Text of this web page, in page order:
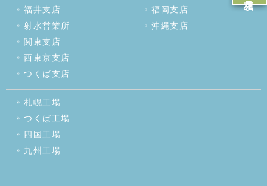
福井支店
射水営業所
関東支店
西東京支店
つくば支店
福岡支店
沖縄支店
札幌工場
つくば工場
四国工場
九州工場